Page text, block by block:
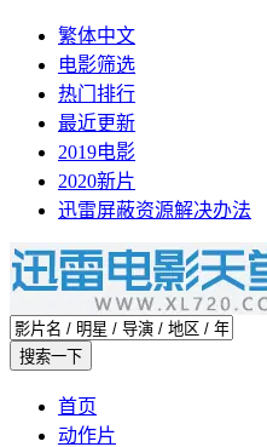
繁体中文
电影筛选
热门排行
最近更新
2019电影
2020新片
迅雷屏蔽资源解决办法
首页
动作片